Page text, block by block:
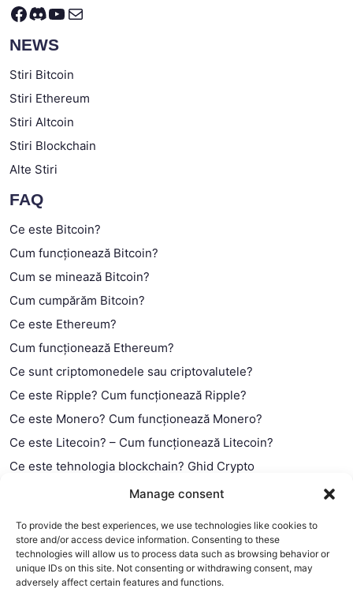
Manage consent
To provide the best experiences, we use technologies like cookies to
store and/or access device information. Consenting to these
technologies will allow us to process data such as browsing behavior or
unique IDs on this site. Not consenting or withdrawing consent, may
adversely affect certain features and functions.
Facebook
Discord
YouTube
Mail
NEWS
Stiri Bitcoin
Stiri Ethereum
Stiri Altcoin
Stiri Blockchain
Alte Stiri
FAQ
Ce este Bitcoin?
Cum funcționează Bitcoin?
Cum se minează Bitcoin?
Cum cumpărăm Bitcoin?
Ce este Ethereum?
Cum funcționează Ethereum?
Ce sunt criptomonedele sau criptovalutele?
Ce este Ripple? Cum funcționează Ripple?
Ce este Monero? Cum funcționează Monero?
Ce este Litecoin? – Cum funcționează Litecoin?
Ce este tehnologia blockchain? Ghid Crypto
Ce este contractul smart?